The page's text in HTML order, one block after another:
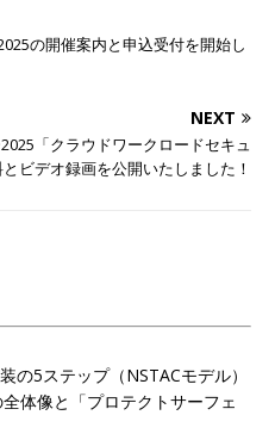
の開催案内と申込受付を開始し
NEXT
「クラウドワークロードセキュ
ビデオ録画を公開いたしました！
の5ステップ（NSTACモデル）
像と「プロテクトサーフェ